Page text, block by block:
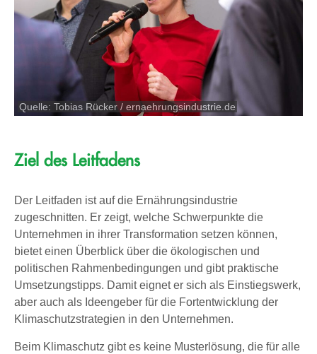
Quelle: Tobias Rücker / ernaehrungsindustrie.de
Ziel des Leitfadens
Der Leitfaden ist auf die Ernährungsindustrie
zugeschnitten. Er zeigt, welche Schwerpunkte die
Unternehmen in ihrer Transformation setzen können,
bietet einen Überblick über die ökologischen und
politischen Rahmenbedingungen und gibt praktische
Umsetzungstipps. Damit eignet er sich als Einstiegswerk,
aber auch als Ideengeber für die Fortentwicklung der
Klimaschutzstrategien in den Unternehmen.
Beim Klimaschutz gibt es keine Musterlösung, die für alle